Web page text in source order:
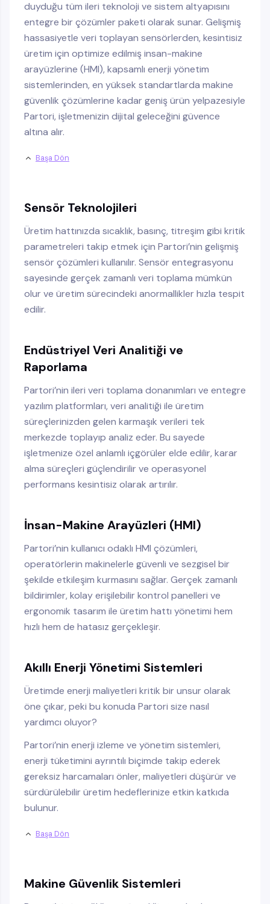
duyduğu tüm ileri teknoloji ve sistem altyapısını
entegre bir çözümler paketi olarak sunar. Gelişmiş
hassasiyetle veri toplayan sensörlerden, kesintisiz
üretim için optimize edilmiş insan-makine
arayüzlerine (HMI), kapsamlı enerji yönetim
sistemlerinden, en yüksek standartlarda makine
güvenlik çözümlerine kadar geniş ürün yelpazesiyle
Partori, işletmenizin dijital geleceğini güvence
altına alır.
Başa Dön
Sensör Teknolojileri
Üretim hattınızda sıcaklık, basınç, titreşim gibi kritik
parametreleri takip etmek için Partori’nin gelişmiş
sensör çözümleri kullanılır. Sensör entegrasyonu
sayesinde gerçek zamanlı veri toplama mümkün
olur ve üretim sürecindeki anormallikler hızla tespit
edilir.
Endüstriyel Veri Analitiği ve
Raporlama
Partori’nin ileri veri toplama donanımları ve entegre
yazılım platformları, veri analitiği ile üretim
süreçlerinizden gelen karmaşık verileri tek
merkezde toplayıp analiz eder. Bu sayede
işletmenize özel anlamlı içgörüler elde edilir, karar
alma süreçleri güçlendirilir ve operasyonel
performans kesintisiz olarak artırılır.
İnsan-Makine Arayüzleri (HMI)
Partori’nin kullanıcı odaklı HMI çözümleri,
operatörlerin makinelerle güvenli ve sezgisel bir
şekilde etkileşim kurmasını sağlar. Gerçek zamanlı
bildirimler, kolay erişilebilir kontrol panelleri ve
ergonomik tasarım ile üretim hattı yönetimi hem
hızlı hem de hatasız gerçekleşir.
Akıllı Enerji Yönetimi Sistemleri
Üretimde enerji maliyetleri kritik bir unsur olarak
öne çıkar, peki bu konuda Partori size nasıl
yardımcı oluyor?
Partori’nin enerji izleme ve yönetim sistemleri,
enerji tüketimini ayrıntılı biçimde takip ederek
gereksiz harcamaları önler, maliyetleri düşürür ve
sürdürülebilir üretim hedeflerinize etkin katkıda
bulunur.
Başa Dön
Makine Güvenlik Sistemleri